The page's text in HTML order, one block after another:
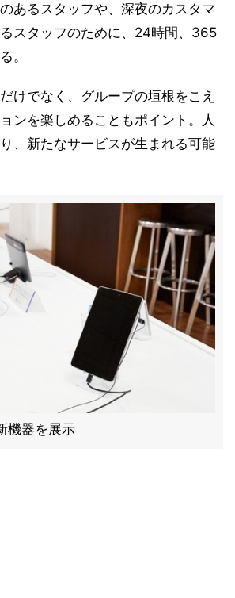
あるスタッフや、深夜のカスタマ
スタッフのために、24時間、365
。
けでなく、グループの垣根をこえ
ンを楽しめることもポイント。人
、新たなサービスが生まれる可能
機器を展示